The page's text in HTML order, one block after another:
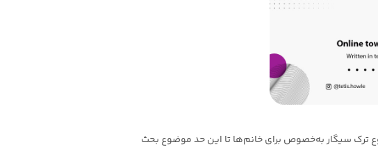
ترک سیگار به‌خصوص برای خانم‌ها تا این حد موضوع بحث